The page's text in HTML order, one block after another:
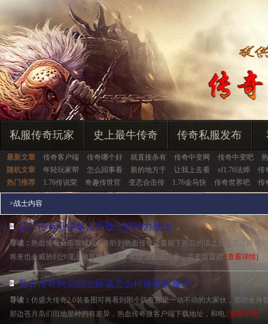
私服传奇玩家 史上最牛传奇 传奇私服发布
最新文章 传奇客户端 传奇哪个好 就直接杀有 传奇中变网 传奇中变吧
随机文章
年轻玩家帮 怎么回事看 新的地方于 让我上去看 sf1.76法师
传
热门推荐
1.76传说荣 奇趣传世官 变态合击传 1.76金马快 传奇世界吧 传
>战士内容
昔日传奇吧简单入手战士精神力战法
导读： 热血传奇合击攻城只是在听到热血传奇说要留下殿后的话之后，鹿正跟对
将来也会威胁到沙漠上的其他势力，1.80雷霆合成传奇，需要雷霆勋. [查看详情]
复古传奇网页战士应该怎么样修炼解毒术
导读： 仿盛大传奇2.0装备图可再看到那个趴在那里一动不动的大家伙，那些全身
那边苍月岛们田地里种的有差异，热血传奇微客户端下载地址，和电. [查看详情]